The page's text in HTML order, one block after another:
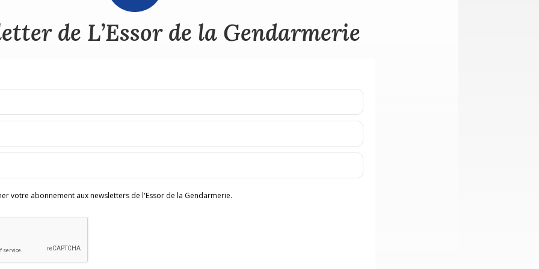
de L’Essor de la Gendarmerie
votre abonnement aux newsletters de l'Essor de la Gendarmerie.